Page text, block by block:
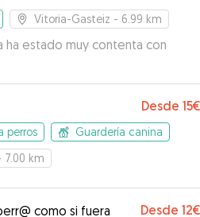
Vitoria-Gasteiz - 6.99 km
ha estado muy contenta con
Desde 15€
perros
Guardería canina
7.00 km
como si fuera Desde 12€